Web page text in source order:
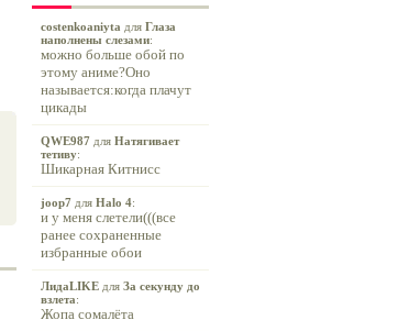
costenkoaniyta для Глаза
наполнены слезами:
можно больше обой по
этому аниме?Оно
называется:когда плачут
цикады
QWE987 для Натягивает
тетиву:
Шикарная Китнисс
joop7 для Halo 4:
и у меня слетели(((все
ранее сохраненные
избранные обои
ЛидаLIKE для За секунду до
взлета:
Жопа сомалёта